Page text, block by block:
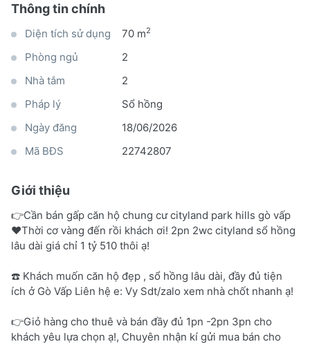
Thông tin chính
Diện tích sử dụng 70 m2
Phòng ngủ
2
Nhà tắm
2
Pháp lý
Sổ hồng
Ngày đăng
18/06/2026
Mã BĐS
22742807
Giới thiệu
👉Cần bán gấp căn hộ chung cư cityland park hills gò vấp
❤️Thời cơ vàng đến rồi khách ơi! 2pn 2wc cityland sổ hồng
lâu dài giá chỉ 1 tỷ 510 thôi ạ!
☎️ Khách muốn căn hộ đẹp , sổ hồng lâu dài, đầy đủ tiện
ích ở Gò Vấp Liên hệ e: Vy Sdt/zalo xem nhà chốt nhanh ạ!
👉Giỏ hàng cho thuê và bán đầy đủ 1pn -2pn 3pn cho
khách yêu lựa chọn ạ!, Chuyên nhận kí gửi mua bán cho